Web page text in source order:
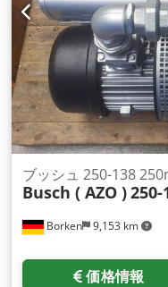
Borken 9,153 km
ブッシュ 250-138
Busch ( AZO )250-
価格情報